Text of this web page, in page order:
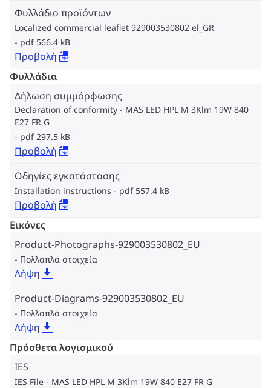
Φυλλάδιο προϊόντων
Localized commercial leaflet 929003530802 el_GR
pdf 566.4 kB
Προβολή
Φυλλάδια
Δήλωση συμμόρφωσης
Declaration of conformity - MAS LED HPL M 3Klm 19W 840
E27 FR G
pdf 297.5 kB
Προβολή
Οδηγίες εγκατάστασης
Installation instructions pdf 557.4 kB
Προβολή
Εικόνες
Product-Photographs-929003530802_EU
Πολλαπλά στοιχεία
Λήψη
Product-Diagrams-929003530802_EU
Πολλαπλά στοιχεία
Λήψη
Πρόσθετα λογισμικού
IES
IES File - MAS LED HPL M 3Klm 19W 840 E27 FR G